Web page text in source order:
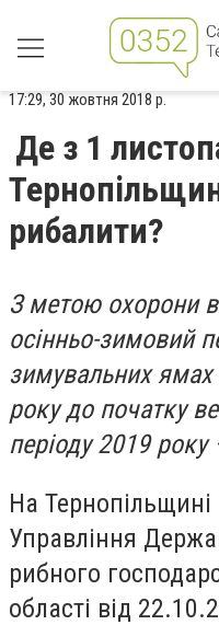
17:29, 30 жовтня 2018 р.
Де з 1
рибалити?
З метою охорони
осінньо-зимовий
зимувальних
року до початку
періоду 2019
На Тернопільщині
Управління
рибного
області від